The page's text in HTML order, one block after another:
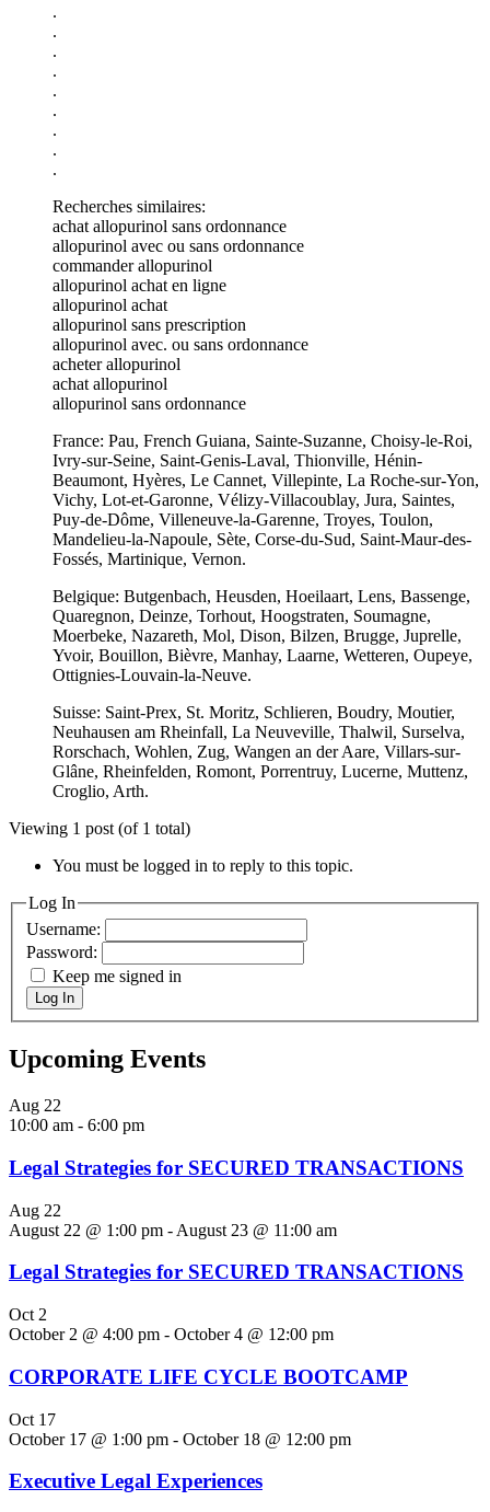
.
.
.
.
.
.
.
.
.
Recherches similaires:
achat allopurinol sans ordonnance
allopurinol avec ou sans ordonnance
commander allopurinol
allopurinol achat en ligne
allopurinol achat
allopurinol sans prescription
allopurinol avec. ou sans ordonnance
acheter allopurinol
achat allopurinol
allopurinol sans ordonnance
France: Pau, French Guiana, Sainte-Suzanne, Choisy-le-Roi,
Ivry-sur-Seine, Saint-Genis-Laval, Thionville, Hénin-
Beaumont, Hyères, Le Cannet, Villepinte, La Roche-sur-Yon,
Vichy, Lot-et-Garonne, Vélizy-Villacoublay, Jura, Saintes,
Puy-de-Dôme, Villeneuve-la-Garenne, Troyes, Toulon,
Mandelieu-la-Napoule, Sète, Corse-du-Sud, Saint-Maur-des-
Fossés, Martinique, Vernon.
Belgique: Butgenbach, Heusden, Hoeilaart, Lens, Bassenge,
Quaregnon, Deinze, Torhout, Hoogstraten, Soumagne,
Moerbeke, Nazareth, Mol, Dison, Bilzen, Brugge, Juprelle,
Yvoir, Bouillon, Bièvre, Manhay, Laarne, Wetteren, Oupeye,
Ottignies-Louvain-la-Neuve.
Suisse: Saint-Prex, St. Moritz, Schlieren, Boudry, Moutier,
Neuhausen am Rheinfall, La Neuveville, Thalwil, Surselva,
Rorschach, Wohlen, Zug, Wangen an der Aare, Villars-sur-
Glâne, Rheinfelden, Romont, Porrentruy, Lucerne, Muttenz,
Croglio, Arth.
Viewing 1 post (of 1 total)
You must be logged in to reply to this topic.
Log In
Username:
Password:
Keep me signed in
Log In
Upcoming Events
Aug 22
10:00 am - 6:00 pm
Legal Strategies for SECURED TRANSACTIONS
Aug 22
August 22 @ 1:00 pm - August 23 @ 11:00 am
Legal Strategies for SECURED TRANSACTIONS
Oct 2
October 2 @ 4:00 pm - October 4 @ 12:00 pm
CORPORATE LIFE CYCLE BOOTCAMP
Oct 17
October 17 @ 1:00 pm - October 18 @ 12:00 pm
Executive Legal Experiences